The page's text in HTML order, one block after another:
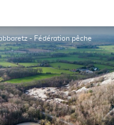
- Fédération pêche